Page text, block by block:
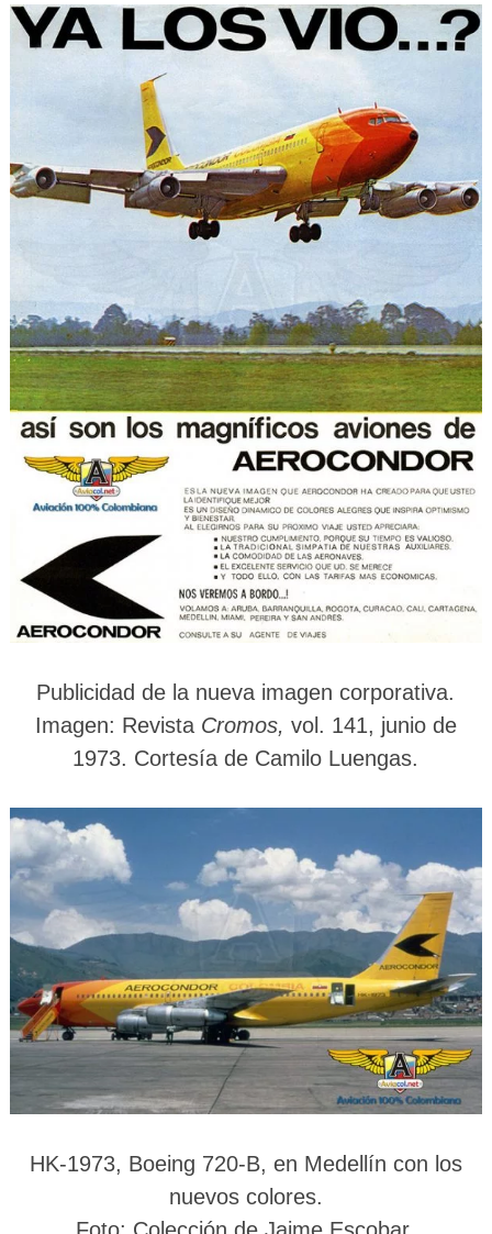
Publicidad de la nueva imagen corporativa.
Imagen: Revista Cromos, vol. 141, junio de
1973. Cortesía de Camilo Luengas.
HK-1973, Boeing 720-B, en Medellín con los
nuevos colores.